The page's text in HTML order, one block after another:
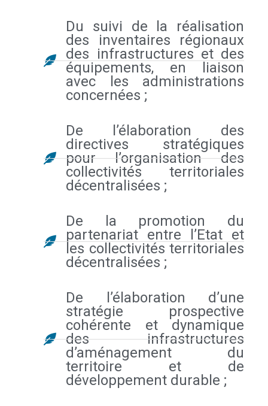
Du suivi de la réalisation
des inventaires régionaux
des infrastructures et des
équipements, en liaison
avec les administrations
concernées ;
De l’élaboration des
directives stratégiques
pour l’organisation des
collectivités territoriales
décentralisées ;
De la promotion du
partenariat entre l’Etat et
les collectivités territoriales
décentralisées ;
De l’élaboration d’une
stratégie prospective
cohérente et dynamique
des infrastructures
d’aménagement du
territoire et de
développement durable ;